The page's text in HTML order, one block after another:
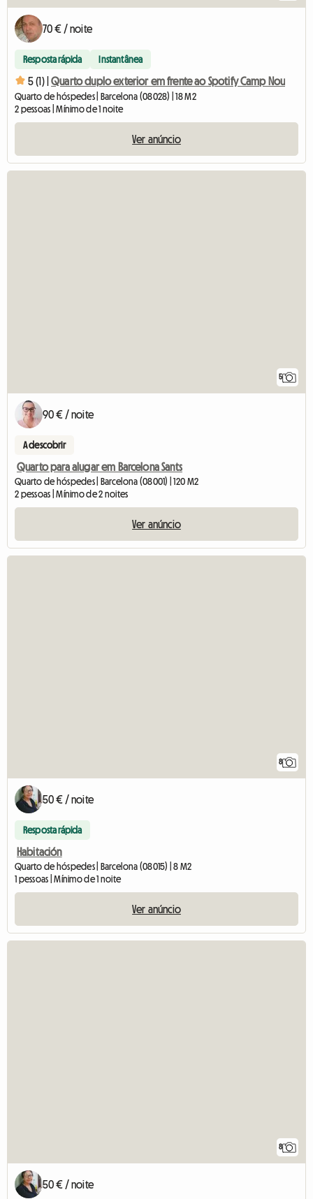
70 € / noite
Resposta rápida Instantânea
5 (1) | Quarto duplo exterior em frente ao Spotify Camp Nou
Quarto de hóspedes | Barcelona (08028) | 18 M2
2 pessoas | Mínimo de 1 noite
Ver anúncio
5
90 € / noite
A descobrir
Quarto para alugar em Barcelona Sants
Quarto de hóspedes | Barcelona (08001) | 120 M2
2 pessoas | Mínimo de 2 noites
Ver anúncio
8
50 € / noite
Resposta rápida
Habitación
Quarto de hóspedes | Barcelona (08015) | 8 M2
1 pessoas | Mínimo de 1 noite
Ver anúncio
8
50 € / noite